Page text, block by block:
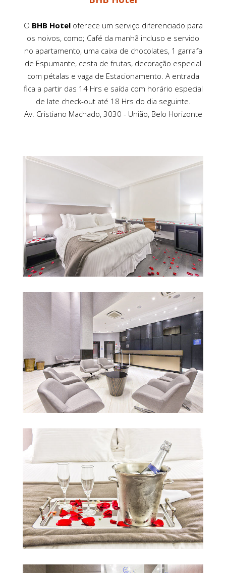
O BHB Hoteloferece um serviço diferenciado para
os noivos, como; Café da manhã incluso e servido
no apartamento, uma caixa de chocolates, 1 garrafa
de Espumante, cesta de frutas, decoração especial
com pétalas e vaga de Estacionamento. A entrada
fica a partir das 14 Hrs e saída com horário especial
de late check-out até 18 Hrs do dia seguinte.
Av. Cristiano Machado, 3030 - União, Belo Horizonte